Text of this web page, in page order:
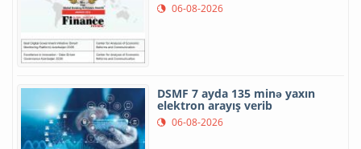
06-08-2026
DSMF 7 ayda 135 minə yaxın
elektron arayış verib
06-08-2026